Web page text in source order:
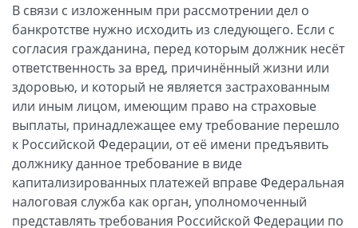
В связи с изложенным при рассмотрении дел о
банкротстве нужно исходить из следующего. Если с
согласия гражданина, перед которым должник несёт
ответственность за вред, причинённый жизни или
здоровью, и который не является застрахованным
или иным лицом, имеющим право на страховые
выплаты, принадлежащее ему требование перешло
к Российской Федерации, от её имени предъявить
должнику данное требование в виде
капитализированных платежей вправе Федеральная
налоговая служба как орган, уполномоченный
представлять требования Российской Федерации по